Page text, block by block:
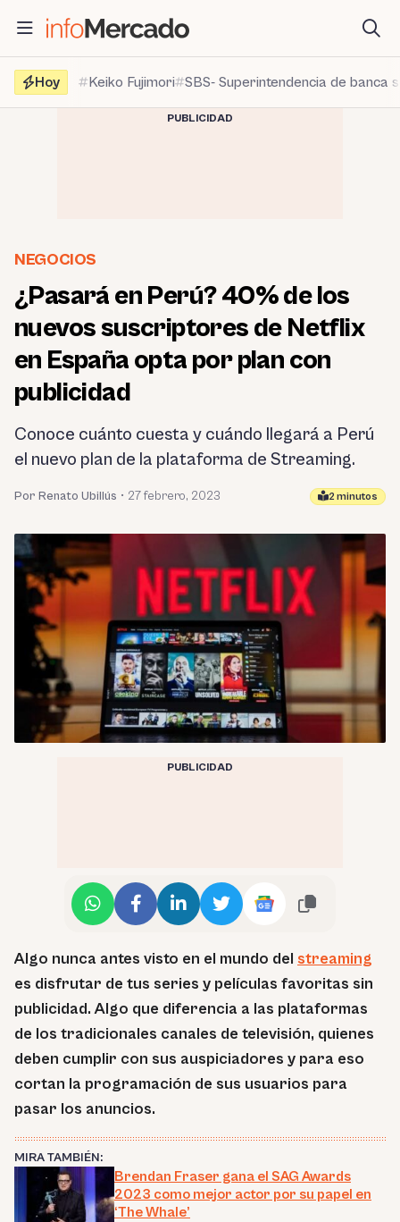
contenido
Hoy
Keiko Fujimori SBS- Superintendencia de banca
PUBLICIDAD
NEGOCIOS
¿Pasará en Perú? 40% de los
nuevos suscriptores de Netflix
en España opta por plan con
publicidad
Conoce cuánto cuesta y cuándo llegará a Perú
el nuevo plan de la plataforma de Streaming.
Por Renato Ubillús • 27 febrero, 2023 2 minutos
PUBLICIDAD
Algo nunca antes visto en el mundo del streaming
es disfrutar de tus series y películas favoritas sin
publicidad. Algo que diferencia a las plataformas
de los tradicionales canales de televisión, quienes
deben cumplir con sus auspiciadores y para eso
cortan la programación de sus usuarios para
pasar los anuncios.
MIRA TAMBIÉN:
Brendan Fraser gana el SAG Awards
2023 como mejor actor por su papel en
‘The Whale’